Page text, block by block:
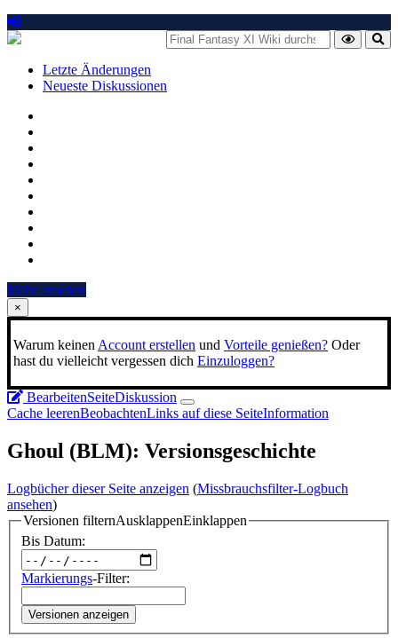
Letzte Änderungen
Neueste Diskussionen
Mehr ansehen
×
Warum keinen Account erstellen und Vorteile genießen? Oder
hast du vielleicht vergessen dich Einzuloggen?
BearbeitenSeiteDiskussion
Cache leerenBeobachtenLinks auf diese SeiteInformation
Ghoul (BLM): Versionsgeschichte
Logbücher dieser Seite anzeigen (Missbrauchsfilter-Logbuch
ansehen)
Versionen filternAusklappenEinklappen
Bis Datum:
Markierungs-Filter:
Versionen anzeigen